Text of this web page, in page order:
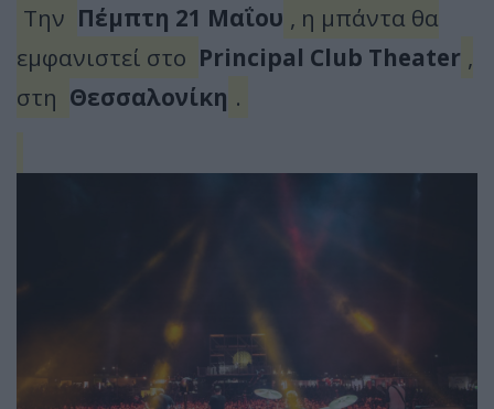
Την Πέμπτη 21 Μαΐου , η μπάντα θα
εμφανιστεί στο Principal Club Theater ,
στη Θεσσαλονίκη .